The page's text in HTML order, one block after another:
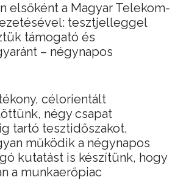
elsőként a Magyar Telekom-
tesztjelleggel
támogató és
– négynapos
célorientált
négy csapat
tartó tesztidőszakot,
működik a négynapos
kutatást is készítünk, hogy
a munkaerőpiac